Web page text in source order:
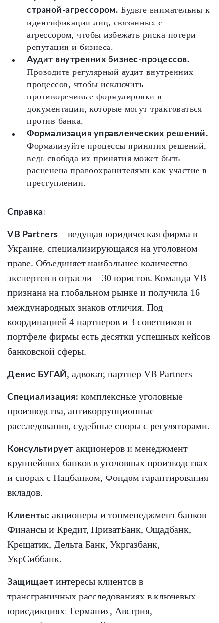
страной-агрессором. Будьте внимательны к
идентификации лиц, связанных с
агрессором, чтобы избежать риска потери
репутации и бизнеса.
Аудит внутренних бизнес-процессов.
Проводите регулярный аудит внутренних
процессов, чтобы исключить
противоречивые формулировки в
документации, которые могут трактоваться
против банка.
Формализация управленческих решений.
Формализуйте процессы принятия решений,
ведь свобода их принятия может быть
расценена правоохранителями как участие в
преступлении.
Справка:
VB Partners – ведущая юридическая фирма в
Украине, специализирующаяся на уголовном
праве. Объединяет наибольшее количество
экспертов в отрасли – 30 юристов. Команда VB
признана на глобальном рынке и получила 16
международных знаков отличия. Под
координацией 4 партнеров и 3 советников в
портфеле фирмы есть десятки успешных кейсов
банковской сферы.
Денис БУГАЙ , адвокат, партнер VB Partners
Специализация: комплексные уголовные
производства, антикоррупционные
расследования, судебные споры с регуляторами.
Консультирует акционеров и менеджмент
крупнейших банков в уголовных производствах
и спорах с Нацбанком, Фондом гарантирования
вкладов.
Клиенты: акционеры и топменеджмент банков
Финансы и Кредит, ПриватБанк, Ощадбанк,
Крещатик, Дельта Банк, Укргазбанк,
УкрСиббанк.
Защищает интересы клиентов в
трансграничных расследованиях в ключевых
юрисдикциях: Германия, Австрия,